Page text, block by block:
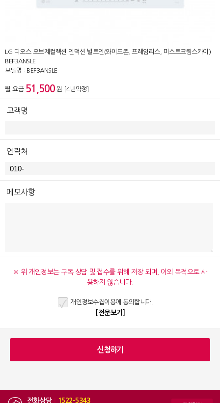
LG 디오스 오브제컬렉션 인덕션 빌트인(와이드존, 프레임리스, 미스트크림스카이)
BEF3ANSLE
모델명 : BEF3ANSLE
월 요금 51,500 원 [4년약정]
고객명
연락처
메모사항
※ 위 개인정보는 구독 상담 및 접수를 위해 저장 되며, 이외 목적으로 사
용하지 않습니다.
개인정보수집이용에 동의합니다.
[전문보기]
전화상담 1522-5343